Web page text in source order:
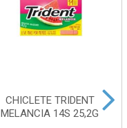
CHICLETE TRIDENT
MELANCIA 14S 25,2G